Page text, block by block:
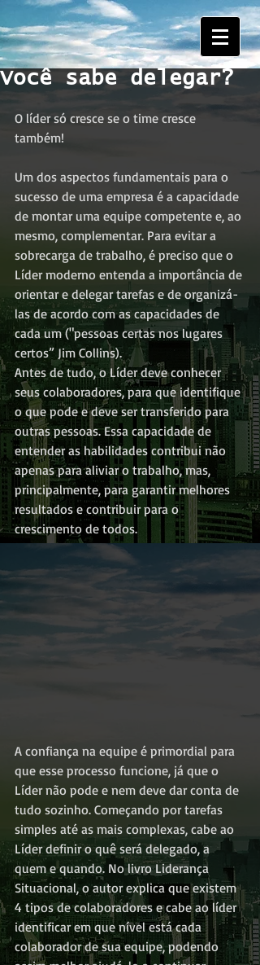
Você sabe delegar?
O líder só cresce se o time cresce
também!
Um dos aspectos fundamentais para o
sucesso de uma empresa é a capacidade
de montar uma equipe competente e, ao
mesmo, complementar. Para evitar a
sobrecarga de trabalho, é preciso que o
Líder moderno entenda a importância de
orientar e delegar tarefas e de organizá-
las de acordo com as capacidades de
cada um ("pessoas certas nos lugares
certos” Jim Collins).
Antes de tudo, o Líder deve conhecer
seus colaboradores, para que identifique
o que pode e deve ser transferido para
outras pessoas. Essa capacidade de
entender as habilidades contribui não
apenas para aliviar o trabalho, mas,
principalmente, para garantir melhores
resultados e contribuir para o
crescimento de todos.
A confiança na equipe é primordial para
que esse processo funcione, já que o
Líder não pode e nem deve dar conta de
tudo sozinho. Começando por tarefas
simples até as mais complexas, cabe ao
Líder definir o quê será delegado, a
quem e quando. No livro Liderança
Situacional, o autor explica que existem
4 tipos de colaboradores e cabe ao líder
identificar em que nível está cada
colaborador de sua equipe, podendo